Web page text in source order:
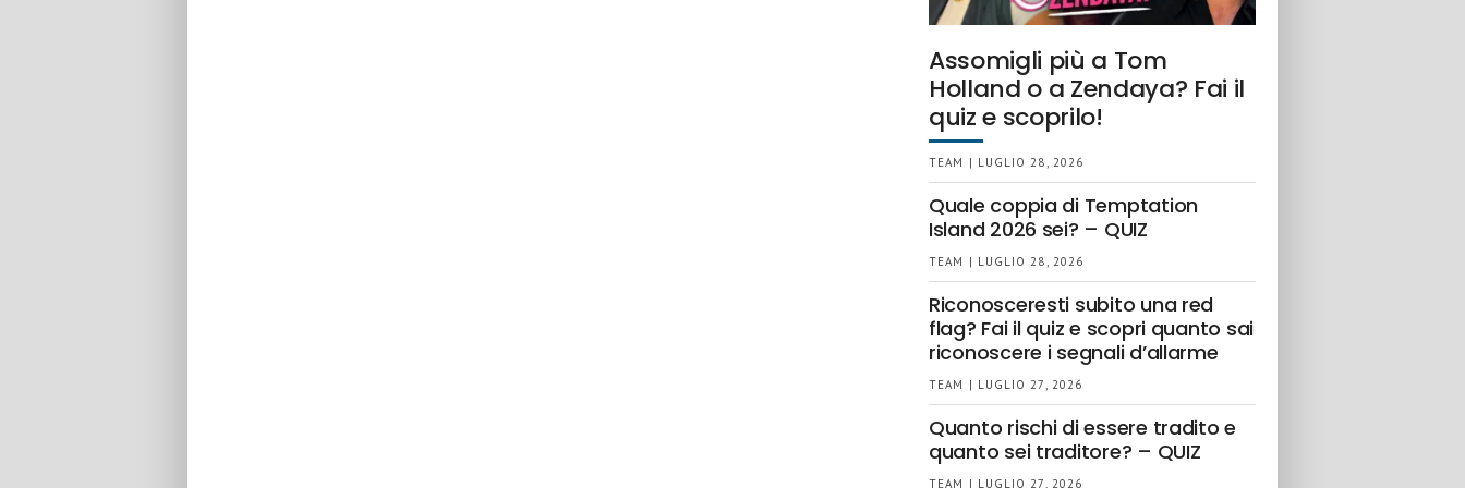
Assomigli più a Tom
Holland o a Zendaya? Fai il
quiz e scoprilo!
TEAM | LUGLIO 28, 2026
Quale coppia di Temptation
Island 2026 sei? – QUIZ
TEAM | LUGLIO 28, 2026
Riconosceresti subito una red
flag? Fai il quiz e scopri quanto sai
riconoscere i segnali d’allarme
TEAM | LUGLIO 27, 2026
Quanto rischi di essere tradito e
quanto sei traditore? – QUIZ
TEAM | LUGLIO 27, 2026